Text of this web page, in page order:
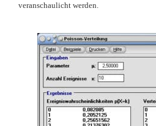
veranschaulicht werden.